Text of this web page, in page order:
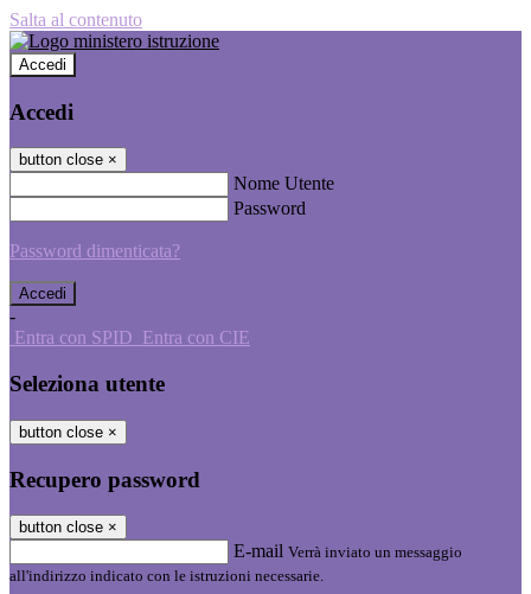
Salta al contenuto
Accedi
Accedi
button close ×
Nome Utente
Password
Password dimenticata?
-
Entra con SPID Entra con CIE
Seleziona utente
button close ×
Recupero password
button close ×
E-mail Verrà inviato un messaggio
all'indirizzo indicato con le istruzioni necessarie.